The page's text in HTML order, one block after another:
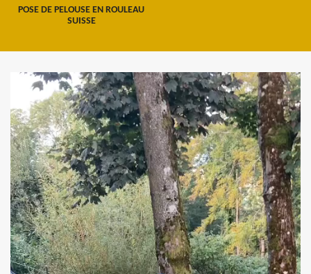
POSE DE PELOUSE EN ROULEAU
SUISSE